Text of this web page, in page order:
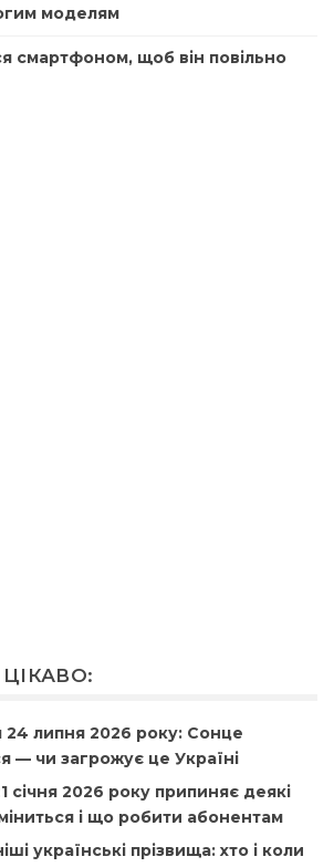
моделям
смартфоном, щоб він повільно
24 липня 2026 року: Сонце
— чи загрожує це Україні
січня 2026 року припиняє деякі
і що робити абонентам
українські прізвища: хто і коли